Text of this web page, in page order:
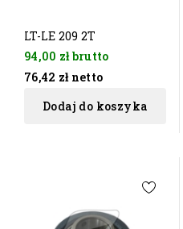
LT-LE 209 2T
94,00 złbrutto
76,42 zł netto
Dodaj do koszyka